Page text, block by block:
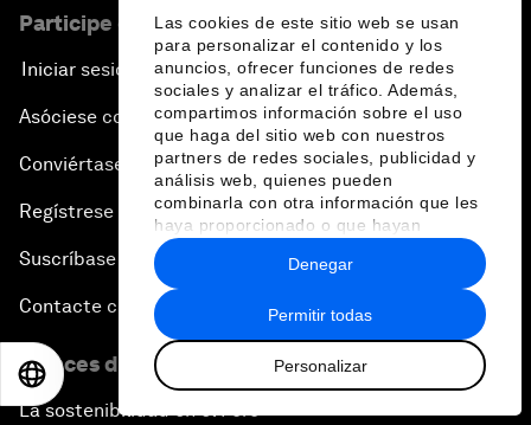
Las cookies de este sitio web se usan
para personalizar el contenido y los
anuncios, ofrecer funciones de redes
sociales y analizar el tráfico. Además,
compartimos información sobre el uso
que haga del sitio web con nuestros
partners de redes sociales, publicidad y
análisis web, quienes pueden
combinarla con otra información que les
haya proporcionado o que hayan
recopilado a partir del uso que haya
hecho de sus servicios.
Permitir todas
Personalizar
Denegar
Participe en el Foro
Iniciar sesión
Asóciese con nosotros
Conviértase en miembro
Regístrese para recibir nuestras notas de prensa
Suscríbase a nuestros boletines
Contacte con nosotros
Enlaces directos
La sostenibilidad en el Foro
EN